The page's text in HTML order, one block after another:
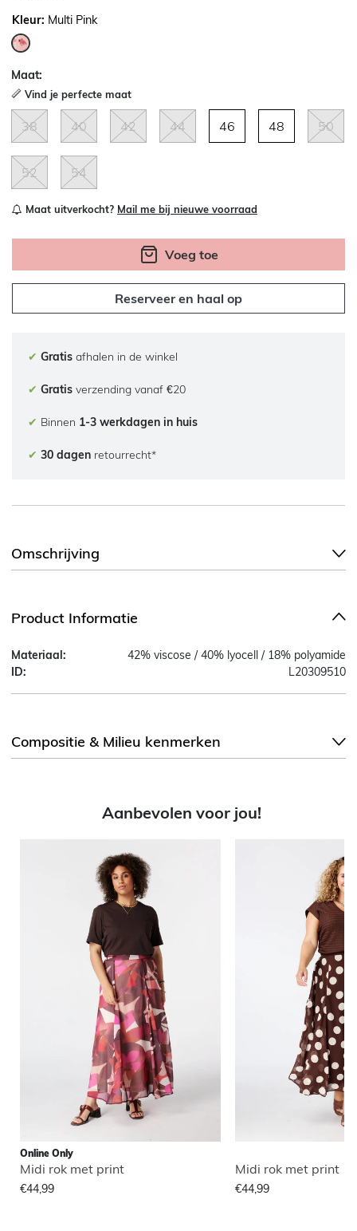
Kleur: Multi Pink
Maat:
Vind je perfecte maat
38 40 42 44 46 48 50
52 54
Maat uitverkocht? Mail me bij nieuwe voorraad
Voeg toe
Reserveer en haal op
✔ Gratis afhalen in de winkel
✔ Gratis verzending vanaf €20
✔ Binnen 1-3 werkdagen in huis
✔ 30 dagen retourrecht*
Omschrijving
Product Informatie
Materiaal:
42% viscose / 40% lyocell / 18% polyamide
ID:
L20309510
Compositie & Milieu kenmerken
Aanbevolen voor jou!
Online Only
Midi rok met print
€44,99
Midi rok met print
€44,99